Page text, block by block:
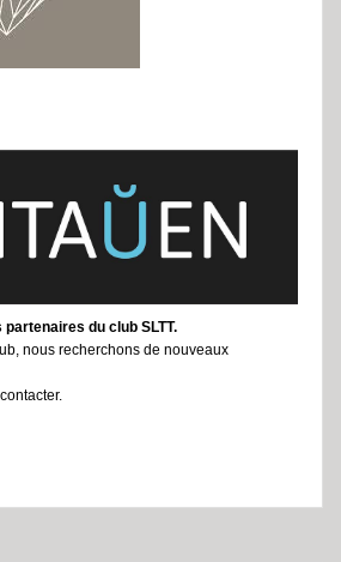
du club SLTT.
nous recherchons de nouveaux